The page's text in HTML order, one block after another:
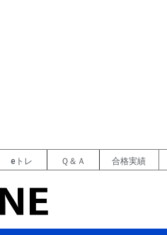
eトレ Ｑ＆Ａ 合格実績